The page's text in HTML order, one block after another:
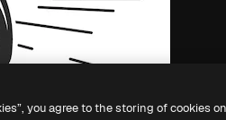
you agree to the storing of cookies